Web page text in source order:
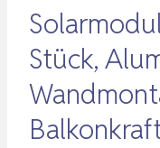
Stück,